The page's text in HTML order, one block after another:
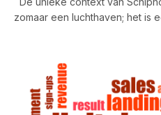
zomaar een luchthaven; het is